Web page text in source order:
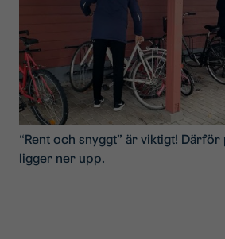
“Rent och snyggt” är viktigt!
ligger ner upp.